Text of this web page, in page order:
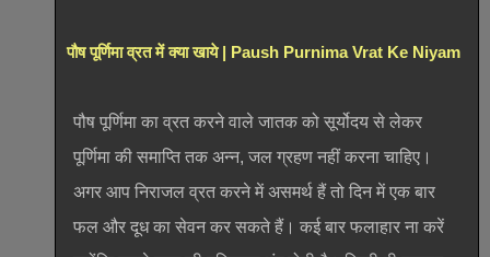
पौष पूर्णिमा व्रत में क्या खाये | Paush Purnima Vrat Ke Niyam
पौष पूर्णिमा का व्रत करने वाले जातक को सूर्योदय से लेकर
पूर्णिमा की समाप्ति तक अन्न, जल ग्रहण नहीं करना चाहिए।
अगर आप निराजल व्रत करने में असमर्थ हैं तो दिन में एक बार
फल और दूध का सेवन कर सकते हैं। कई बार फलाहार ना करें